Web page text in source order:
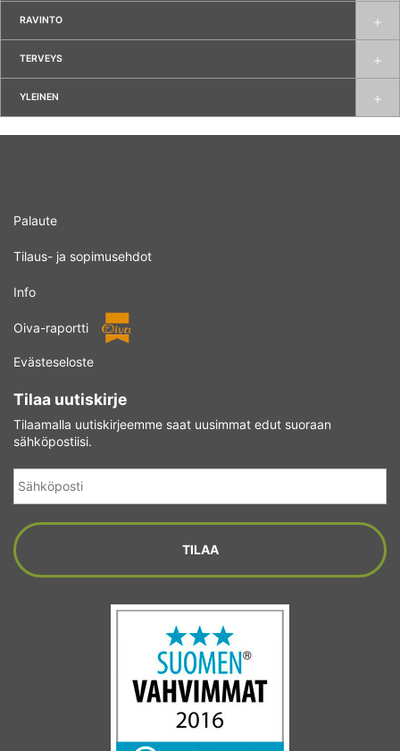
RAVINTO
TERVEYS
YLEINEN
Palaute
Tilaus- ja sopimusehdot
Info
Oiva-raportti
Evästeseloste
Tilaa uutiskirje
Tilaamalla uutiskirjeemme saat uusimmat edut suoraan
sähköpostiisi.